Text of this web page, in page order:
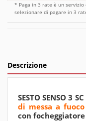
* Paga in 3 rate è un
selezionare di pagare in 3
Descrizione
SESTO SENSO 3
di messa a
con